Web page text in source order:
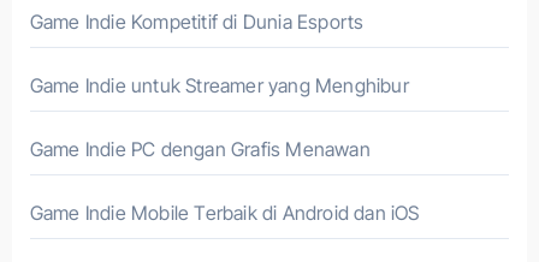
Game Indie Kompetitif di Dunia Esports
Game Indie untuk Streamer yang Menghibur
Game Indie PC dengan Grafis Menawan
Game Indie Mobile Terbaik di Android dan iOS